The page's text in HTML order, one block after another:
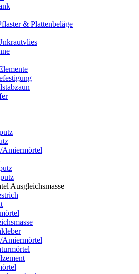
& Plattenbeläge
Amiermörtel
Ausgleichsmasse
Amiermörtel